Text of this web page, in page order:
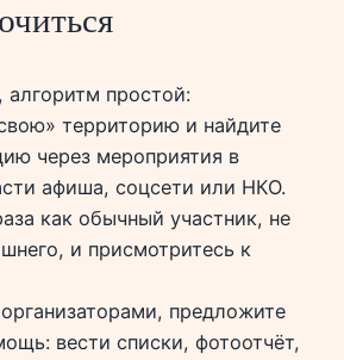
простой:
территорию и найдите
через мероприятия в
афиша, соцсети или НКО.
как обычный участник, не
и присмотритесь к
предложите
вести списки, фотоотчёт,